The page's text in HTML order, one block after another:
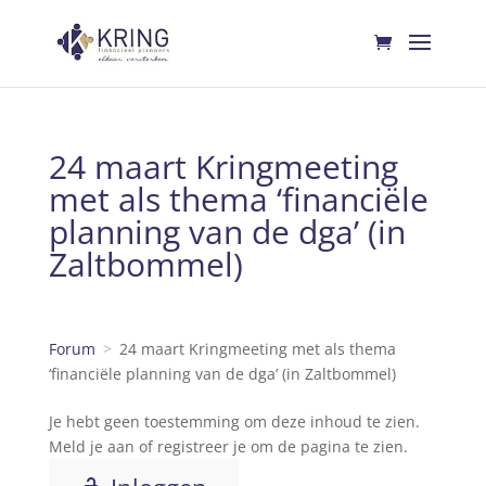
24 maart Kringmeeting
met als thema ‘financiële
planning van de dga’ (in
Zaltbommel)
Forum
24 maart Kringmeeting met als thema
‘financiële planning van de dga’ (in Zaltbommel)
Je hebt geen toestemming om deze inhoud te zien.
Meld je aan of registreer je om de pagina te zien.